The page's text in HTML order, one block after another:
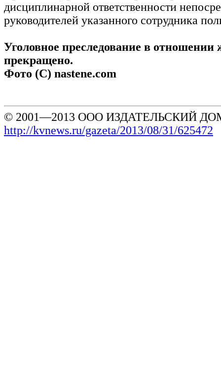
дисциплинарной ответственности
руководителей указанного сотрудника
Уголовное преследование в
прекращено.
Фото (С) nastene.com
© 2001—2013 ООО ИЗДАТЕЛЬСКИЙ
http://kvnews.ru/gazeta/2013/08/31/625472